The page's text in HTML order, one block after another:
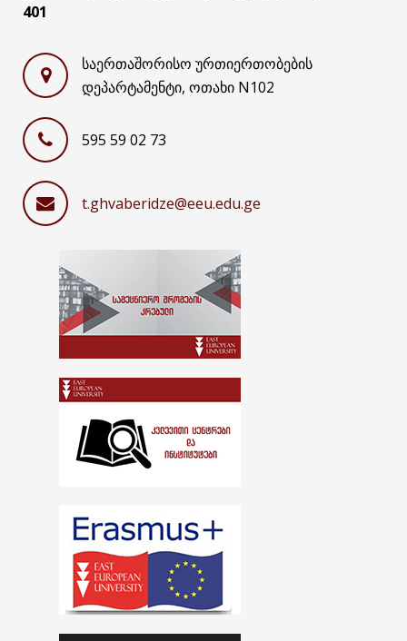
401
საერთაშორისო ურთიერთობების
დეპარტამენტი, ოთახი N102
595 59 02 73
t.ghvaberidze@eeu.edu.ge